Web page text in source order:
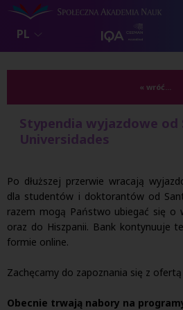
PL
« wróć...
Stypendia wyjazdowe od
Universidades
Po dłuższej przerwie wracają
dla studentów i doktorantów od
razem mogą Państwo ubiegać się o
oraz do Hiszpanii. Bank kontynuuje
formie online.
Zachęcamy do zapoznania się z
Obecnie trwają nabory na